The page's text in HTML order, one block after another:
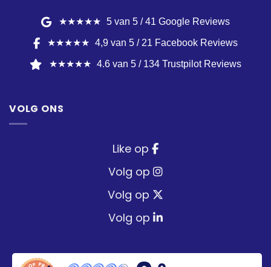
★★★★★ 5 van 5 / 41 Google Reviews
★★★★★ 4,9 van 5 / 21 Facebook Reviews
★★★★★ 4.6 van 5 / 134 Trustpilot Reviews
VOLG ONS
Like op
Volg op
Volg op
Volg op